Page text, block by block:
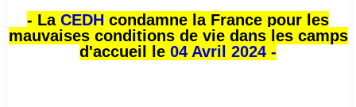
- La CEDH condamne la France pour les
mauvaises conditions de vie dans les camps
d'accueil le 04 Avril 2024 -